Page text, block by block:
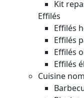
Kit
Effilés
Effilés
Effilés
Effilés
Effilés
Cuisine